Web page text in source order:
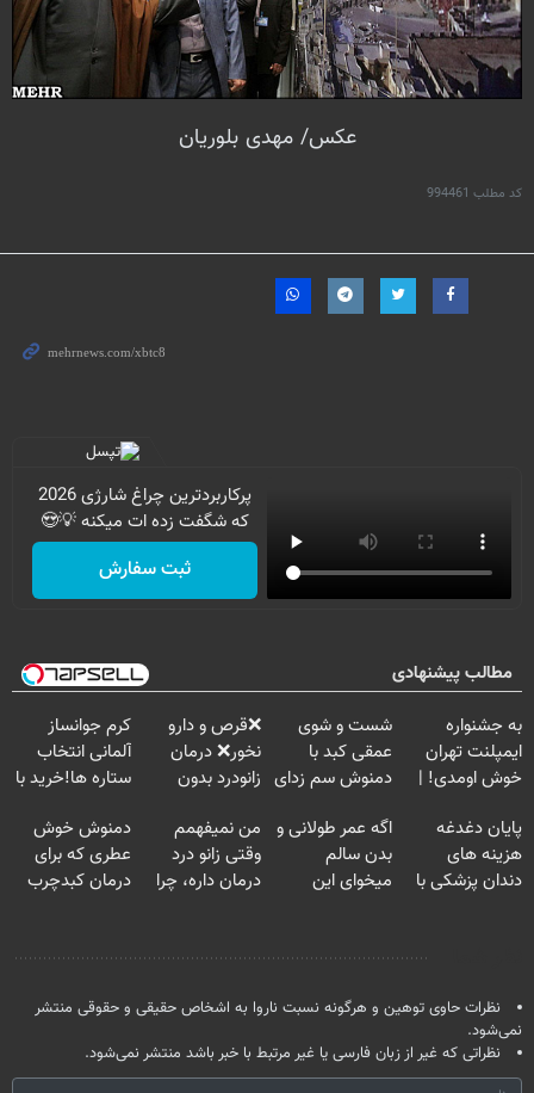
عکس/ مهدی بلوریان
کد مطلب 994461
پرکاربردترین چراغ شارژی 2026
که شگفت زده ات میکنه 💡😍
ثبت سفارش
مطالب پیشنهادی
به جشنواره
ایمپلنت تهران
خوش اومدی! |
مشاوره رایگان
بگیر!
شست و شوی
عمقی کبد با
دمنوش سم زدای
❌قرص‌ و دارو
نخور❌ درمان
زانودرد بدون
کرم جوانساز
آلمانی انتخاب
ستاره ها!خرید با
پایان دغدغه
هزینه های
دندان پزشکی با
اگه عمر طولانی و
بدن سالم
میخوای این
من نمیفهمم
وقتی زانو درد
درمان داره، چرا
دمنوش خوش
عطری که برای
درمان کبدچرب
نظرات حاوی توهین و هرگونه نسبت ناروا به اشخاص حقیقی و حقوقی منتشر
نمی‌شود.
نظراتی که غیر از زبان فارسی یا غیر مرتبط با خبر باشد منتشر نمی‌شود.